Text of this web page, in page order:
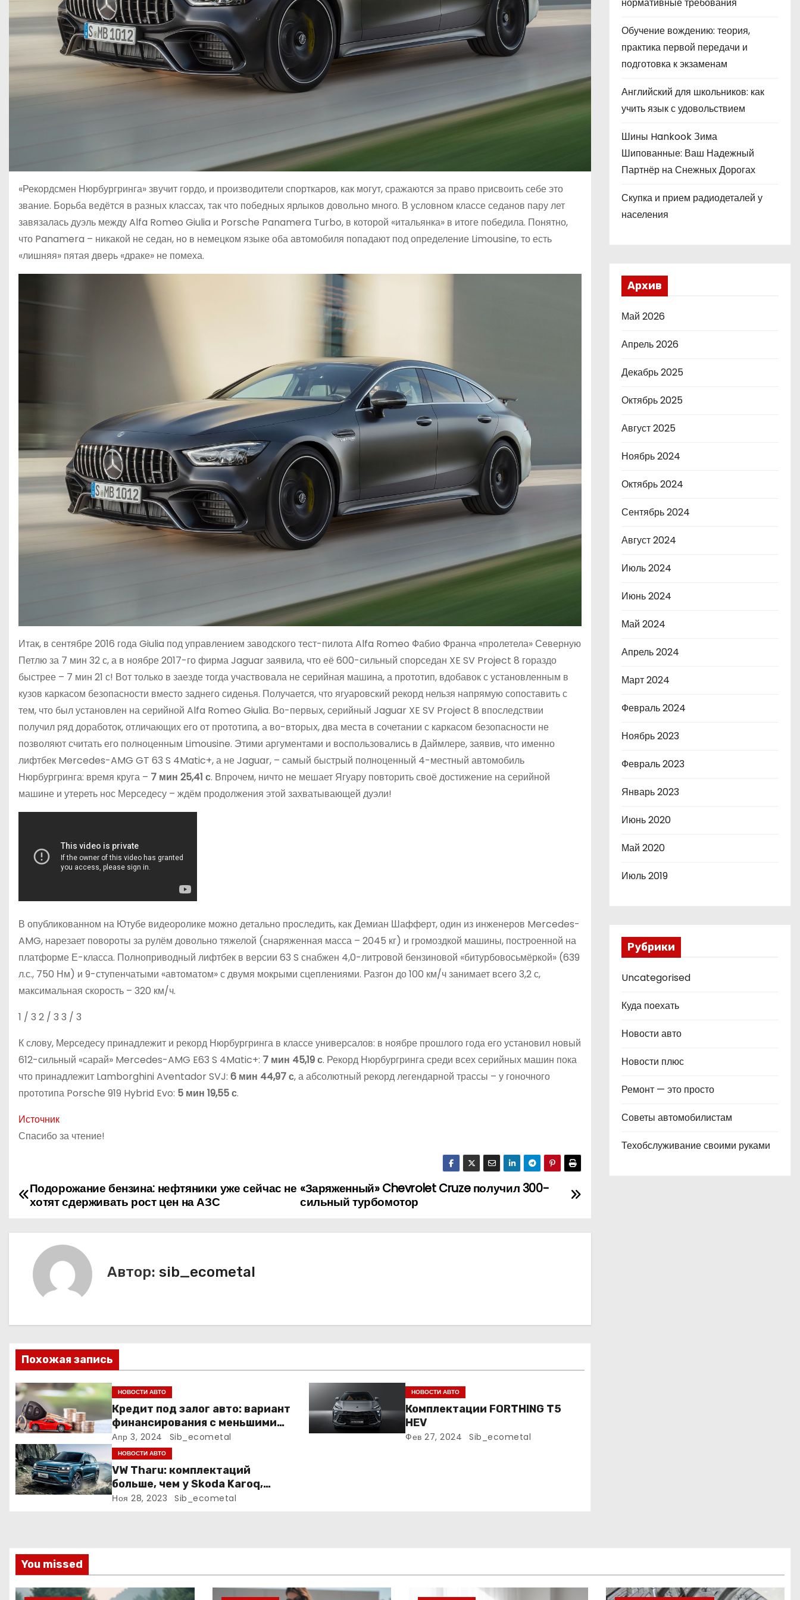
«Рекордсмен Нюрбургринга» звучит гордо, и производители спорткаров, как могут, сражаются за право присвоить себе это
звание. Борьба ведётся в разных классах, так что победных ярлыков довольно много. В условном классе седанов пару лет
завязалась дуэль между Alfa Romeo Giulia и Porsche Panamera Turbo, в которой «итальянка» в итоге победила. Понятно,
что Panamera – никакой не седан, но в немецком языке оба автомобиля попадают под определение Limousine, то есть
«лишняя» пятая дверь «драке» не помеха.
Итак, в сентябре 2016 года Giulia под управлением заводского тест-пилота Alfa Romeo Фабио Франча «пролетела» Северную
Петлю за 7 мин 32 с, а в ноябре 2017-го фирма Jaguar заявила, что её 600-сильный спорседан XE SV Project 8 гораздо
быстрее – 7 мин 21 с! Вот только в заезде тогда участвовала не серийная машина, а прототип, вдобавок с установленным в
кузов каркасом безопасности вместо заднего сиденья. Получается, что ягуаровский рекорд нельзя напрямую сопоставить с
тем, что был установлен на серийной Alfa Romeo Giulia. Во-первых, серийный Jaguar XE SV Project 8 впоследствии
получил ряд доработок, отличающих его от прототипа, а во-вторых, два места в сочетании с каркасом безопасности не
позволяют считать его полноценным Limousine. Этими аргументами и воспользовались в Даймлере, заявив, что именно
лифтбек Mercedes-AMG GT 63 S 4Matic+, а не Jaguar, – самый быстрый полноценный 4-местный автомобиль
Нюрбургринга: время круга – 7 мин 25,41 с. Впрочем, ничто не мешает Ягуару повторить своё достижение на серийной
машине и утереть нос Мерседесу – ждём продолжения этой захватывающей дуэли!
В опубликованном на Ютубе видеоролике можно детально проследить, как Демиан Шафферт, один из инженеров Mercedes-
AMG, нарезает повороты за рулём довольно тяжелой (снаряженная масса – 2045 кг) и громоздкой машины, построенной на
платформе Е-класса. Полноприводный лифтбек в версии 63 S снабжен 4,0-литровой бензиновой «битурбовосьмёркой» (639
л.с., 750 Нм) и 9-ступенчатыми «автоматом» с двумя мокрыми сцеплениями. Разгон до 100 км/ч занимает всего 3,2 с,
максимальная скорость – 320 км/ч.
1 / 3 2 / 3 3 / 3
К слову, Мерседесу принадлежит и рекорд Нюрбургринга в классе универсалов: в ноябре прошлого года его установил новый
612-сильный «сарай» Mercedes-AMG E63 S 4Matic+: 7 мин 45,19 с. Рекорд Нюрбургринга среди всех серийных машин пока
что принадлежит Lamborghini Aventador SVJ: 6 мин 44,97 с, а абсолютный рекорд легендарной трассы – у гоночного
прототипа Porsche 919 Hybrid Evo: 5 мин 19,55 с.
Источник
Спасибо за чтение!
Н
и
я
п
о
з
а
с
я
«Заряженный» Chevrolet Cruze получил 300-
сильный турбомотор
Подорожание бензина: нефтяники уже сейчас не
хотят сдерживать рост цен на АЗС
Автор: sib_ecometal
Похожая запись
НОВОСТИ АВТО
Кредит под залог авто: вариант
финансирования с меньшими
рисками
Апр 3, 2024 Sib_ecometal
НОВОСТИ АВТО
Комплектации FORTHING T5
HEV
Фев 27, 2024 Sib_ecometal
НОВОСТИ АВТО
VW Tharu: комплектаций
больше, чем у Skoda Karoq,
цены – выше. Оба кросса
Ноя 28, 2023 Sib_ecometal
Обучение вождению: теория,
практика первой передачи и
подготовка к экзаменам
Английский для школьников: как
учить язык с удовольствием
Шины Hankook Зима
Шипованные: Ваш Надежный
Партнёр на Снежных Дорогах
Скупка и прием радиодеталей у
населения
Архив
Май 2026
Апрель 2026
Декабрь 2025
Октябрь 2025
Август 2025
Ноябрь 2024
Октябрь 2024
Сентябрь 2024
Август 2024
Июль 2024
Июнь 2024
Май 2024
Апрель 2024
Март 2024
Февраль 2024
Ноябрь 2023
Февраль 2023
Январь 2023
Июнь 2020
Май 2020
Июль 2019
Рубрики
Uncategorised
Куда поехать
Новости авто
Новости плюс
Ремонт — это просто
Советы автомобилистам
Техобслуживание своими руками
You missed